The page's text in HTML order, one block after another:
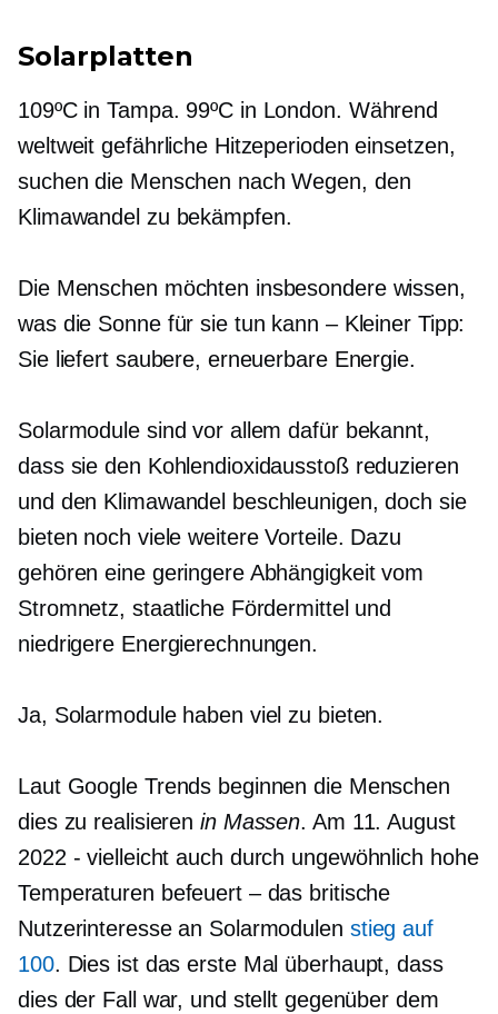
Solarplatten
109ºC in Tampa. 99ºC in London. Während
weltweit gefährliche Hitzeperioden einsetzen,
suchen die Menschen nach Wegen, den
Klimawandel zu bekämpfen.
Die Menschen möchten insbesondere wissen,
was die Sonne für sie tun kann – Kleiner Tipp:
Sie liefert saubere, erneuerbare Energie.
Solarmodule sind vor allem dafür bekannt,
dass sie den Kohlendioxidausstoß reduzieren
und den Klimawandel beschleunigen, doch sie
bieten noch viele weitere Vorteile. Dazu
gehören eine geringere Abhängigkeit vom
Stromnetz, staatliche Fördermittel und
niedrigere Energierechnungen.
Ja, Solarmodule haben viel zu bieten.
Laut Google Trends beginnen die Menschen
dies zu realisieren in Massen. Am 11. August
2022 - vielleicht auch durch ungewöhnlich hohe
Temperaturen befeuert – das britische
Nutzerinteresse an Solarmodulen stieg auf
100. Dies ist das erste Mal überhaupt, dass
dies der Fall war, und stellt gegenüber dem